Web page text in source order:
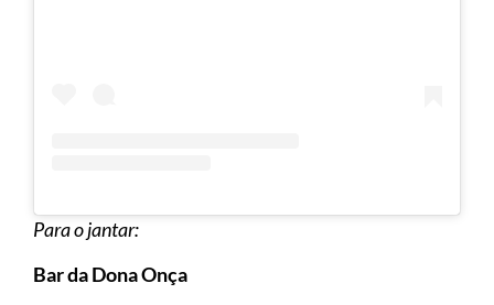
Para o jantar:
Bar da Dona Onça